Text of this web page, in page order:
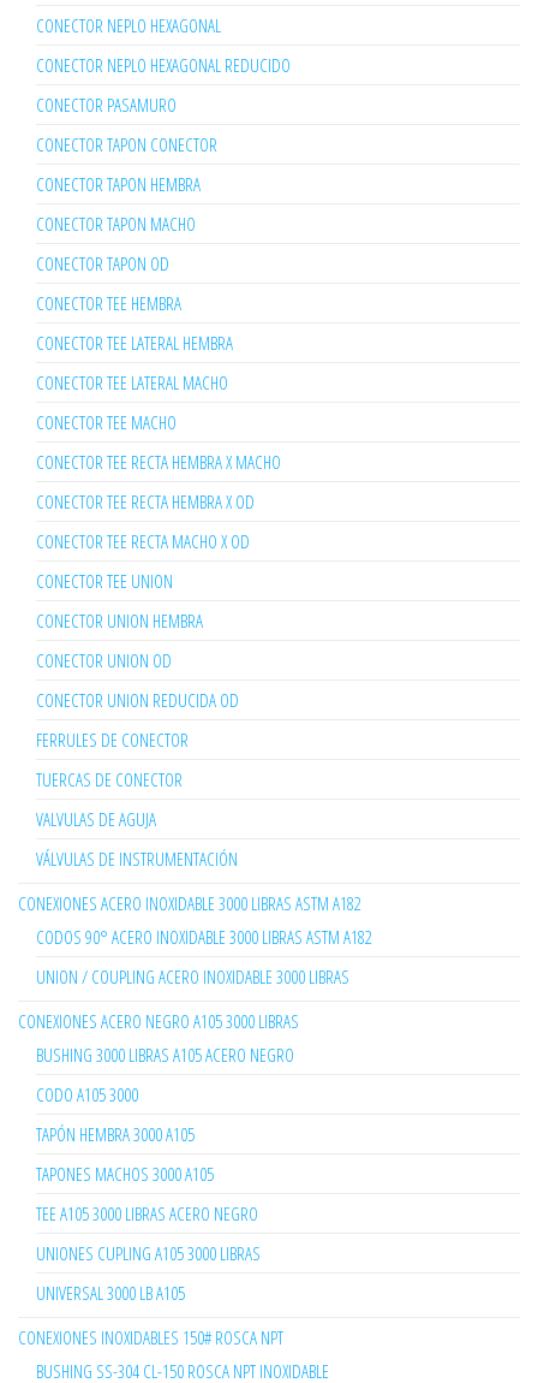
CONECTOR NEPLO HEXAGONAL
CONECTOR NEPLO HEXAGONAL REDUCIDO
CONECTOR PASAMURO
CONECTOR TAPON CONECTOR
CONECTOR TAPON HEMBRA
CONECTOR TAPON MACHO
CONECTOR TAPON OD
CONECTOR TEE HEMBRA
CONECTOR TEE LATERAL HEMBRA
CONECTOR TEE LATERAL MACHO
CONECTOR TEE MACHO
CONECTOR TEE RECTA HEMBRA X MACHO
CONECTOR TEE RECTA HEMBRA X OD
CONECTOR TEE RECTA MACHO X OD
CONECTOR TEE UNION
CONECTOR UNION HEMBRA
CONECTOR UNION OD
CONECTOR UNION REDUCIDA OD
FERRULES DE CONECTOR
TUERCAS DE CONECTOR
VALVULAS DE AGUJA
VÁLVULAS DE INSTRUMENTACIÓN
CONEXIONES ACERO INOXIDABLE 3000 LIBRAS ASTM A182
CODOS 90° ACERO INOXIDABLE 3000 LIBRAS ASTM A182
UNION / COUPLING ACERO INOXIDABLE 3000 LIBRAS
CONEXIONES ACERO NEGRO A105 3000 LIBRAS
BUSHING 3000 LIBRAS A105 ACERO NEGRO
CODO A105 3000
TAPÓN HEMBRA 3000 A105
TAPONES MACHOS 3000 A105
TEE A105 3000 LIBRAS ACERO NEGRO
UNIONES CUPLING A105 3000 LIBRAS
UNIVERSAL 3000 LB A105
CONEXIONES INOXIDABLES 150# ROSCA NPT
BUSHING SS-304 CL-150 ROSCA NPT INOXIDABLE